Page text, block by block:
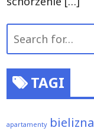
for:
TAGI
apartamenty bielizna